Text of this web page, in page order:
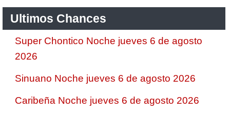
Ultimos Chances
Super Chontico Noche jueves 6 de agosto
2026
Sinuano Noche jueves 6 de agosto 2026
Caribeña Noche jueves 6 de agosto 2026